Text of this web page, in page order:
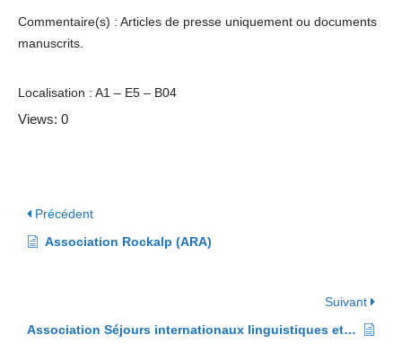
Commentaire(s) : Articles de presse uniquement ou documents
manuscrits.
Localisation : A1 – E5 – B04
Views: 0
Précédent
Association Rockalp (ARA)
Suivant
Association Séjours internationaux linguistiques et culturels (ASILC)